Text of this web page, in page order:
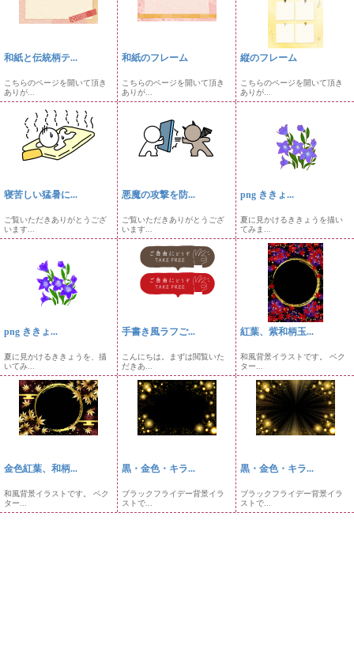
和紙と伝統柄テ...
こちらのページを開いて頂き
ありが...
和紙のフレーム
こちらのページを開いて頂き
ありが...
縦のフレーム
こちらのページを開いて頂き
ありが...
寝苦しい猛暑に...
ご覧いただきありがとうござ
います...
悪魔の攻撃を防...
ご覧いただきありがとうござ
います...
png ききょ...
夏に見かけるききょうを描い
てみま...
png ききょ...
夏に見かけるききょうを、描
いてみ...
手書き風ラフご...
こんにちは。まずは閲覧いた
だきあ...
紅葉、紫和柄玉...
和風背景イラストです。 ベク
ター...
金色紅葉、和柄...
和風背景イラストです。 ベク
ター...
黒・金色・キラ...
ブラックフライデー背景イラ
ストで...
黒・金色・キラ...
ブラックフライデー背景イラ
ストで...